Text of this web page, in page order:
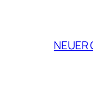
NEUER